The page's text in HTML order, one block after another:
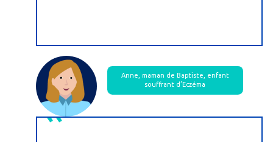
Anne, maman de Baptiste, enfant
souffrant d’Eczéma